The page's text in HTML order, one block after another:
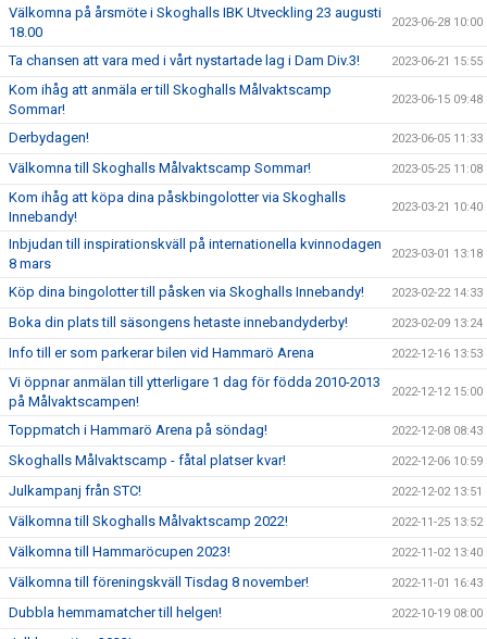
Välkomna på årsmöte i Skoghalls IBK Utveckling 23 augusti
18.00
2023-06-28 10:00
Ta chansen att vara med i vårt nystartade lag i Dam Div.3! 2023-06-21 15:55
Kom ihåg att anmäla er till Skoghalls Målvaktscamp
Sommar!
2023-06-15 09:48
Derbydagen! 2023-06-05 11:33
Välkomna till Skoghalls Målvaktscamp Sommar! 2023-05-25 11:08
Kom ihåg att köpa dina påskbingolotter via Skoghalls
Innebandy!
2023-03-21 10:40
Inbjudan till inspirationskväll på internationella kvinnodagen
8 mars
2023-03-01 13:18
Köp dina bingolotter till påsken via Skoghalls Innebandy! 2023-02-22 14:33
Boka din plats till säsongens hetaste innebandyderby! 2023-02-09 13:24
Info till er som parkerar bilen vid Hammarö Arena 2022-12-16 13:53
Vi öppnar anmälan till ytterligare 1 dag för födda 2010-2013
på Målvaktscampen!
2022-12-12 15:00
Toppmatch i Hammarö Arena på söndag! 2022-12-08 08:43
Skoghalls Målvaktscamp - fåtal platser kvar! 2022-12-06 10:59
Julkampanj från STC! 2022-12-02 13:51
Välkomna till Skoghalls Målvaktscamp 2022! 2022-11-25 13:52
Välkomna till Hammaröcupen 2023! 2022-11-02 13:40
Välkomna till föreningskväll Tisdag 8 november! 2022-11-01 16:43
Dubbla hemmamatcher till helgen! 2022-10-19 08:00